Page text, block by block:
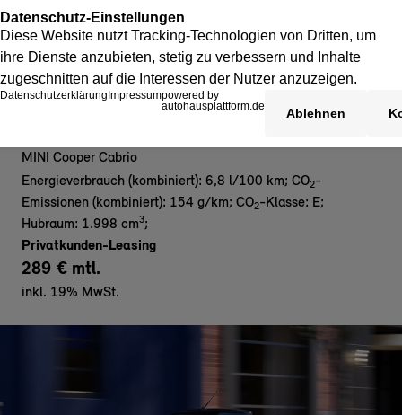
MINI Cooper Cabrio
Energieverbrauch (kombiniert): 6,8 l/100 km; CO2-
Emissionen (kombiniert): 154 g/km; CO2-Klasse: E;
Hubraum: 1.998 cm3;
Privatkunden-Leasing
289 € mtl.
inkl. 19% MwSt.